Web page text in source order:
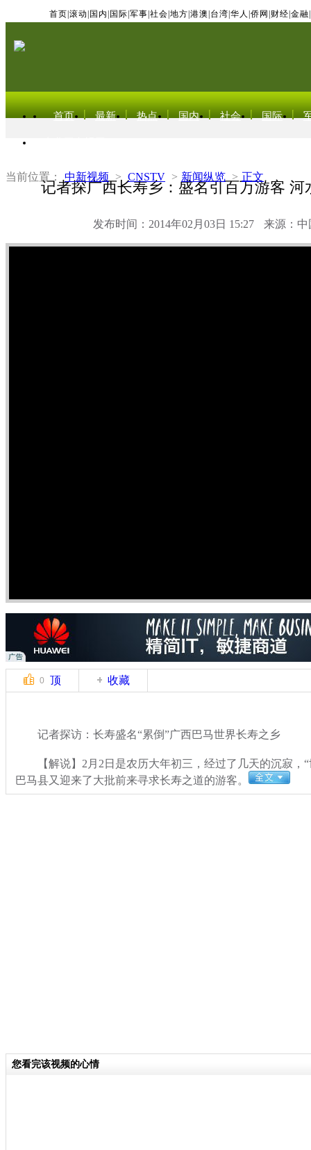
首页 滚动 国内 国际 军事 社会 地方 港澳 台湾 华人 侨网 财经 金融
首页 最新 热点 国内 社会 国际
当前位置： 中新视频 > CNSTV > 新闻纵览 > 正文
记者探广西长寿乡：盛名引百万游客 河
发布时间：2014年02月03日 15:27 来源：中
0 顶 收藏
记者探访：长寿盛名“累倒”广西巴马世界长寿之乡
【解说】2月2日是农历大年初三，经过了几天的沉寂，“
巴马县又迎来了大批前来寻求长寿之道的游客。
您看完该视频的心情